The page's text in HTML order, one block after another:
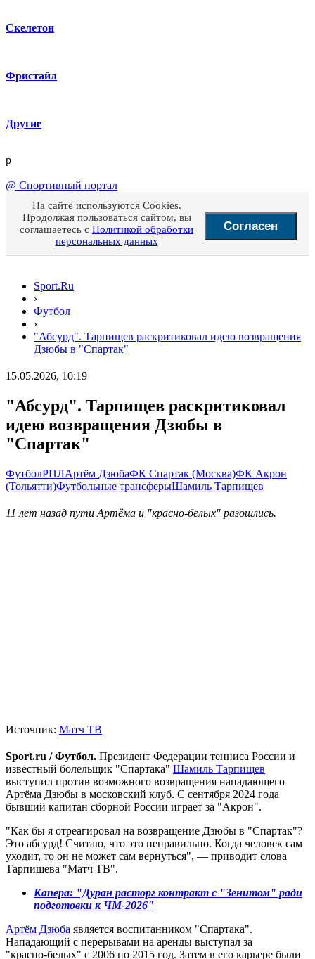
Скелетон
Фристайл
Другие
p
@ Спортивный портал
На сайте используются Cookies.
Продолжая пользоваться сайтом, вы
соглашаетесь с Политикой обработки
персональных данных
Согласен
Sport.Ru
›
Футбол
›
"Абсурд". Тарпищев раскритиковал идею возвращения
Дзюбы в "Спартак"
15.05.2026, 10:19
"Абсурд". Тарпищев раскритиковал
идею возвращения Дзюбы в
"Спартак"
ФутболРПЛАртём ДзюбаФК Спартак (Москва)ФК Акрон
(Тольятти)Футбольные трансферыШамиль Тарпищев
11 лет назад пути Артёма и "красно-белых" разошлись.
Источник: Матч ТВ
Sport.ru / Футбол. Президент Федерации тенниса России и
известный болельщик "Спартака" Шамиль Тарпищев
выступил против возможного возвращения нападающего
Артёма Дзюбы в московский клуб. С сентября 2024 года
бывший капитан сборной России играет за "Акрон".
"Как бы я отреагировал на возвращение Дзюбы в "Спартак"?
Это абсурд! Считаю, что это неправильно. Когда человек сам
уходит, то он не может сам вернуться", — приводит слова
Тарпищева "Матч ТВ".
Капера: "Дуран расторг контракт с "Зенитом" ради
подготовки к ЧМ-2026"
Артём Дзюба является воспитанником "Спартака".
Нападающий с перерывами на аренды выступал за
"красно‑белых" с 2006 по 2015 год. Затем в его карьере были